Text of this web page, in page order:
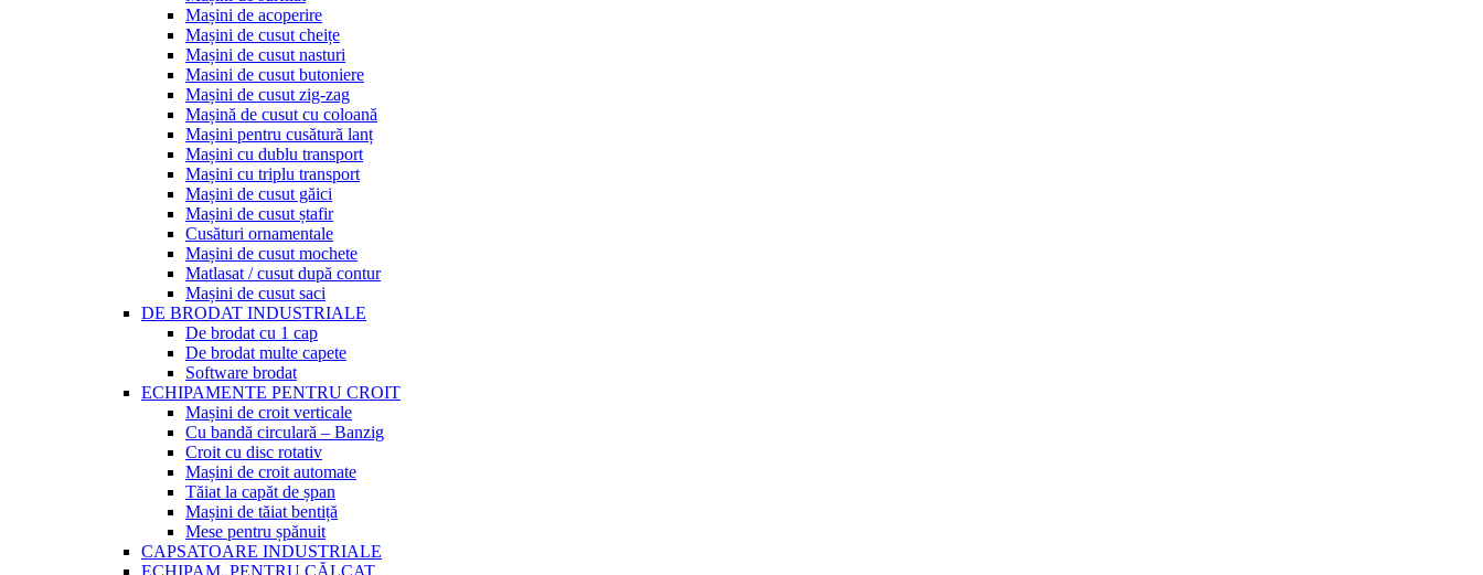
Mașini de acoperire
Mașini de cusut cheițe
Mașini de cusut nasturi
Masini de cusut butoniere
Mașini de cusut zig-zag
Mașină de cusut cu coloană
Mașini pentru cusătură lanț
Mașini cu dublu transport
Mașini cu triplu transport
Mașini de cusut găici
Mașini de cusut ștafir
Cusături ornamentale
Mașini de cusut mochete
Matlasat / cusut după contur
Mașini de cusut saci
DE BRODAT INDUSTRIALE
De brodat cu 1 cap
De brodat multe capete
Software brodat
ECHIPAMENTE PENTRU CROIT
Mașini de croit verticale
Cu bandă circulară – Banzig
Croit cu disc rotativ
Mașini de croit automate
Tăiat la capăt de șpan
Mașini de tăiat bentiță
Mese pentru șpănuit
CAPSATOARE INDUSTRIALE
ECHIPAM. PENTRU CĂLCAT